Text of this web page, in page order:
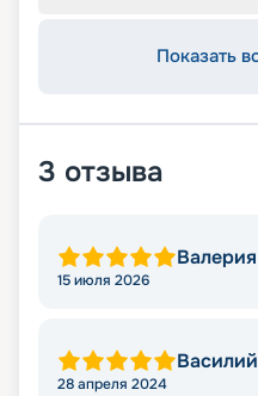
Показать
3 отзыва
15 июля 2026
Василий
28 апреля 2024